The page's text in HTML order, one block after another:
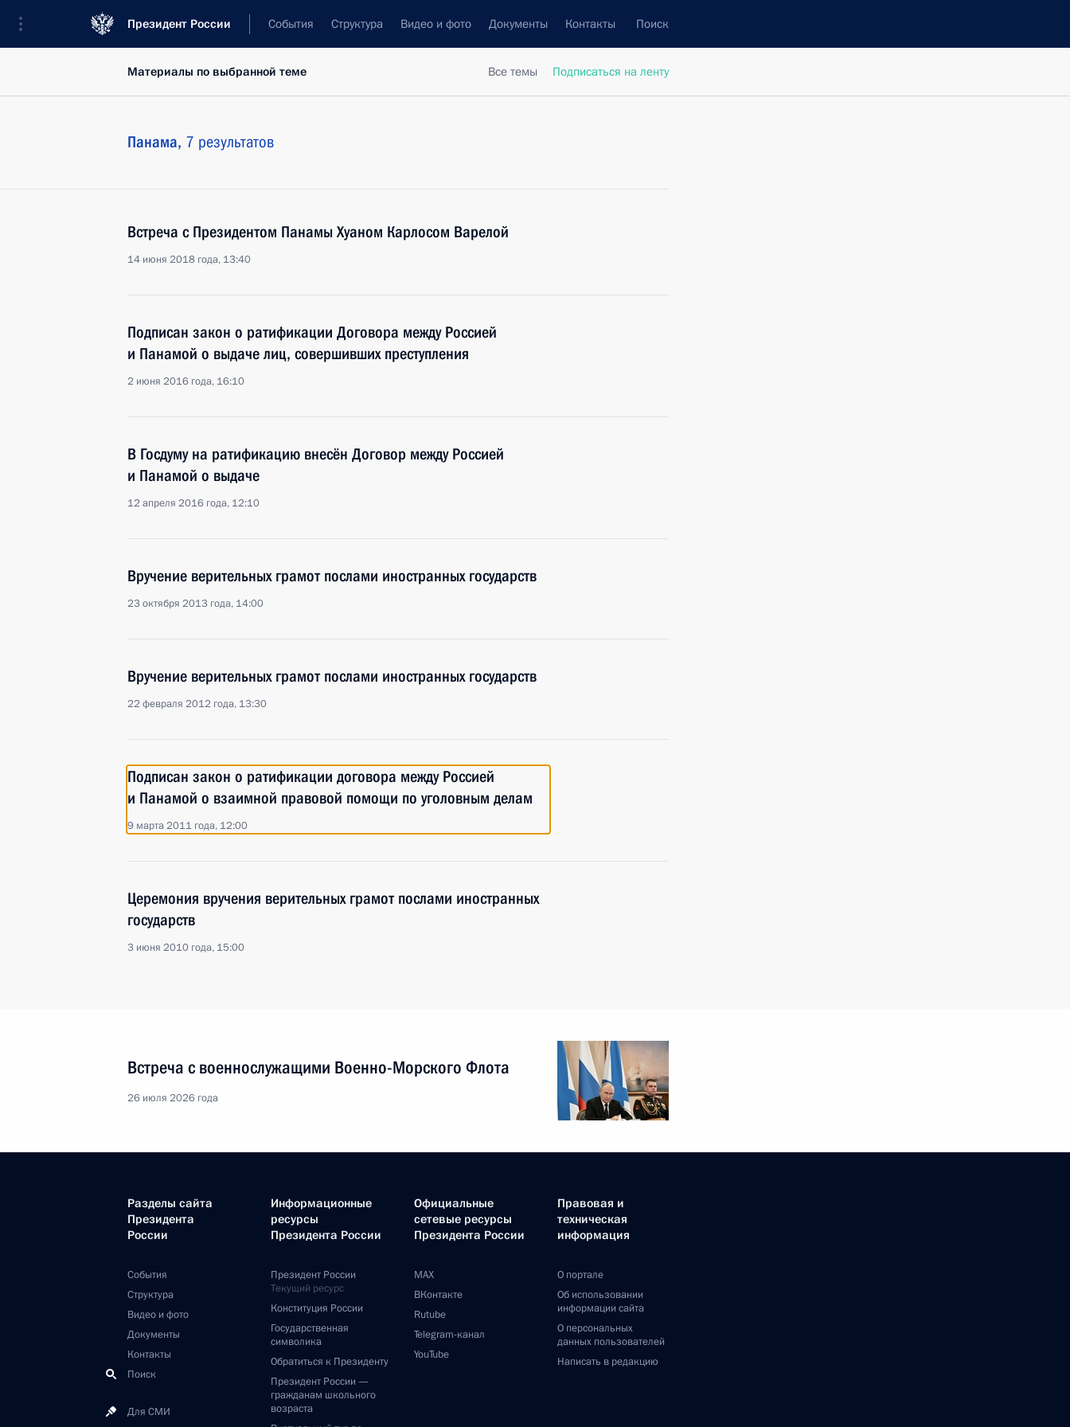
Президент России События Структура Видео и фото Документы Контакты Поиск
Все темы Подписаться на ленту
Материалы по выбранной теме
Панама, 7 результатов
Встреча с Президентом Панамы Хуаном Карлосом Варелой
14 июня 2018 года, 13:40
Подписан закон о ратификации Договора между Россией
и Панамой о выдаче лиц, совершивших преступления
2 июня 2016 года, 16:10
В Госдуму на ратификацию внесён Договор между Россией
и Панамой о выдаче
12 апреля 2016 года, 12:10
Вручение верительных грамот послами иностранных государств
23 октября 2013 года, 14:00
Вручение верительных грамот послами иностранных государств
22 февраля 2012 года, 13:30
Подписан закон о ратификации договора между Россией
и Панамой о взаимной правовой помощи по уголовным делам
9 марта 2011 года, 12:00
Церемония вручения верительных грамот послами иностранных
государств
3 июня 2010 года, 15:00
Встреча с военнослужащими Военно-Морского Флота
26 июля 2026 года
Разделы сайта
Президента
России
События
Структура
Видео и фото
Документы
Контакты
Поиск
Для СМИ
Информационные
ресурсы
Президента России
Президент России
Текущий ресурс
Конституция России
Государственная
символика
Обратиться к Президенту
Президент России —
гражданам школьного
возраста
Официальные
сетевые ресурсы
Президента России
MAX
ВКонтакте
Rutube
Telegram-канал
YouTube
Правовая и
техническая
информация
О портале
Об использовании
информации сайта
О персональных
данных пользователей
Написать в редакцию